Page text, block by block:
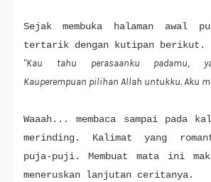
Sejak membuka halaman awal
tertarik dengan kutipan berikut.
"Kau tahu perasaanku padamu, ya
Kauperempuan pilihan Allah untukku. Aku
Waaah... membaca sampai pada
merinding. Kalimat yang
puja-puji. Membuat mata ini
meneruskan lanjutan ceritanya.